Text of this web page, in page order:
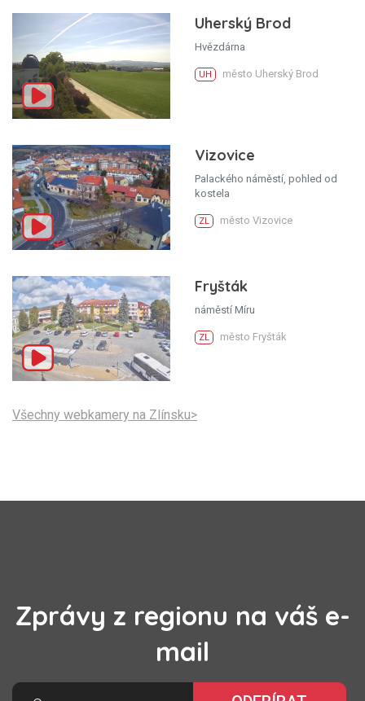
Uherský Brod
Hvězdárna
UH město Uherský Brod
Vizovice
Palackého náměstí, pohled od
kostela
ZL město Vizovice
Fryšták
náměstí Míru
ZL město Fryšták
Všechny webkamery na Zlínsku>
Zprávy z regionu na váš e-
mail